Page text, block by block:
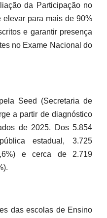
da Participação no
elevar para mais de 90%
e garantir presença
no Exame Nacional do
Seed (Secretaria de
a partir de diagnóstico
de 2025. Dos 5.854
estadual, 3.725
e cerca de 2.719
das escolas de Ensino